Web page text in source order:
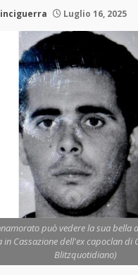
Luglio 16, 2025
può vedere la sua bella
in Cassazione dell'ex capoclan di
Blitzquotidiano)